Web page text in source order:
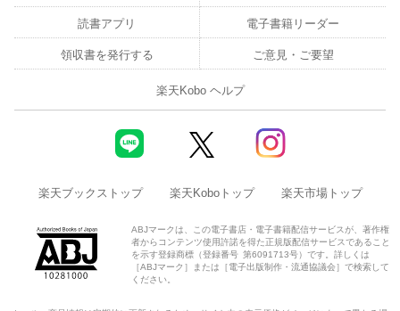
読書アプリ 電子書籍リーダー
領収書を発行する ご意見・ご要望
楽天Kobo ヘルプ
楽天ブックストップ 楽天Koboトップ 楽天市場トップ
ABJマークは、この電子書店・電子書籍配信サービスが、著作権
者からコンテンツ使用許諾を得た正規版配信サービスであること
を示す登録商標（登録番号 第6091713号）です。詳しくは
［ABJマーク］または［電子出版制作・流通協議会］で検索して
ください。